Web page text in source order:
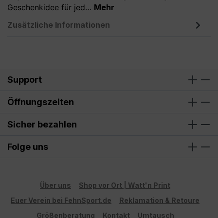
Geschenkidee für jed… Mehr
Zusätzliche Informationen
Support
Öffnungszeiten
Sicher bezahlen
Folge uns
Über uns
Shop vor Ort | Watt'n Print
Euer Verein bei FehnSport.de
Reklamation & Retoure
Größenberatung
Kontakt Umtausch